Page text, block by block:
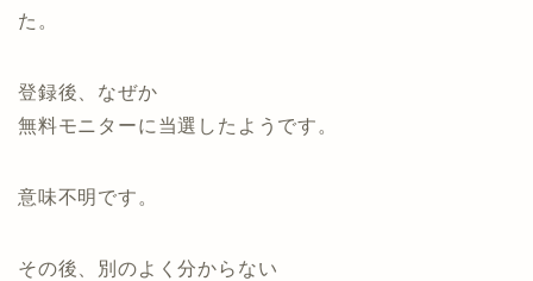
た。
登録後、なぜか
無料モニターに当選したようです。
意味不明です。
その後、別のよく分からない